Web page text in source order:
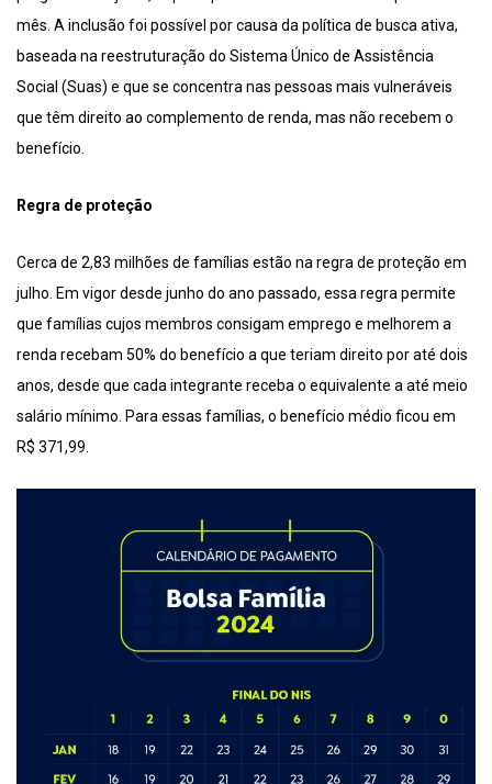
mês. A inclusão foi possível por causa da política de busca ativa,
baseada na reestruturação do Sistema Único de Assistência
Social (Suas) e que se concentra nas pessoas mais vulneráveis
que têm direito ao complemento de renda, mas não recebem o
benefício.
Regra de proteção
Cerca de 2,83 milhões de famílias estão na regra de proteção em
julho. Em vigor desde junho do ano passado, essa regra permite
que famílias cujos membros consigam emprego e melhorem a
renda recebam 50% do benefício a que teriam direito por até dois
anos, desde que cada integrante receba o equivalente a até meio
salário mínimo. Para essas famílias, o benefício médio ficou em
R$ 371,99.